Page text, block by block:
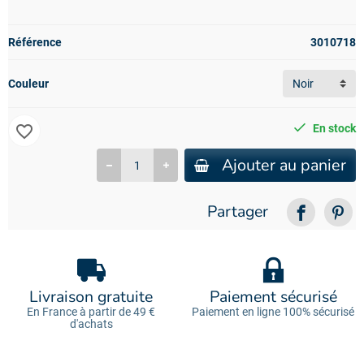
Référence 3010718
Couleur
En stock
Ajouter au panier
favorite_border
Partager
Livraison gratuite
En France à partir de 49 €
d'achats
Paiement sécurisé
Paiement en ligne 100% sécurisé